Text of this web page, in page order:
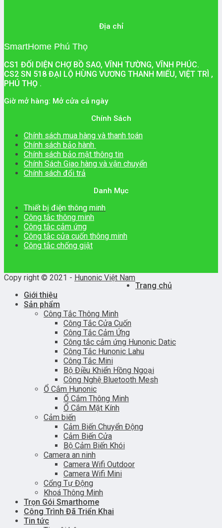
Địa chỉ
SmartHome Phú Thọ
CS1 ĐỐI DIỆN CHỢ BỒ SAO, VĨNH TƯỜNG, VĨNH PHÚC.
CS2 SN 518 ĐẠI LỘ HÙNG VƯƠNG THANH MIẾU, VIỆT TRÌ ,
PHÚ THỌ .
Giờ mở hàng: Mở cửa cả ngày
Chính Sách
Chính sách mua hàng và thanh toán
Chính sách bảo hành
Chính sách bảo mật thông tin
Chính Sách Giao hàng và vận chuyển
Chính sách đổi trả
Danh Mục
Thiết bị điện thông minh
Công tắc thông minh
Công tắc cảm ứng
Công tắc cửa cuốn thông minh
Công tắc chống giật
Copy right © 2021 - Hunonic Việt Nam
Trang chủ
Giới thiệu
Sản phẩm
Công Tắc Thông Minh
Công Tắc Cửa Cuốn
Công Tắc Cảm Ứng
Công tắc cảm ứng Hunonic Datic
Công Tắc Hunonic Lahu
Công Tắc Mini
Bộ Điều Khiển Hồng Ngoại
Công Nghệ Bluetooth Mesh
Ổ Cắm Hunonic
Ổ Cắm Thông Minh
Ổ Cắm Mặt Kính
Cảm biến
Cảm Biến Chuyển Động
Cảm Biến Cửa
Bộ Cảm Biến Khói
Camera an ninh
Camera Wifi Outdoor
Camera Wifi Mini
Cổng Tự Động
Khoá Thông Minh
Trọn Gói Smarthome
Công Trình Đã Triển Khai
Tin tức